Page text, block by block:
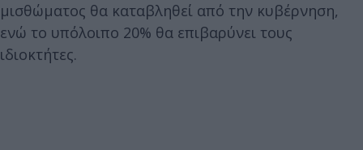
μισθώματος θα καταβληθεί από την κυβέρνηση,
ενώ το υπόλοιπο 20% θα επιβαρύνει τους
ιδιοκτήτες.